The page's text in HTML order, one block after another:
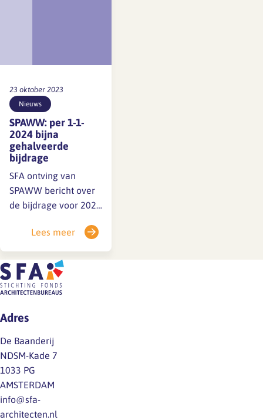
Architectenbureau
Groosman deelt hun
tool en…
23 oktober 2023
Nieuws
SPAWW: per 1-1-
2024 bijna
gehalveerde
bijdrage
SFA ontving van
SPAWW bericht over
de bijdrage voor 2024
toelichting de FAQ
over de SPAWW):
Bestuursbesluit
Stichting PAWW Het
bestuur van Stichting
het
bijdragepercentage
over 2024 ten
opzichte van 2023
nagenoeg te halveren
naar 0,08%. …
Lees meer
Adres
De Baanderij
NDSM-Kade 7
1033 PG
AMSTERDAM
info@sfa-
architecten.nl